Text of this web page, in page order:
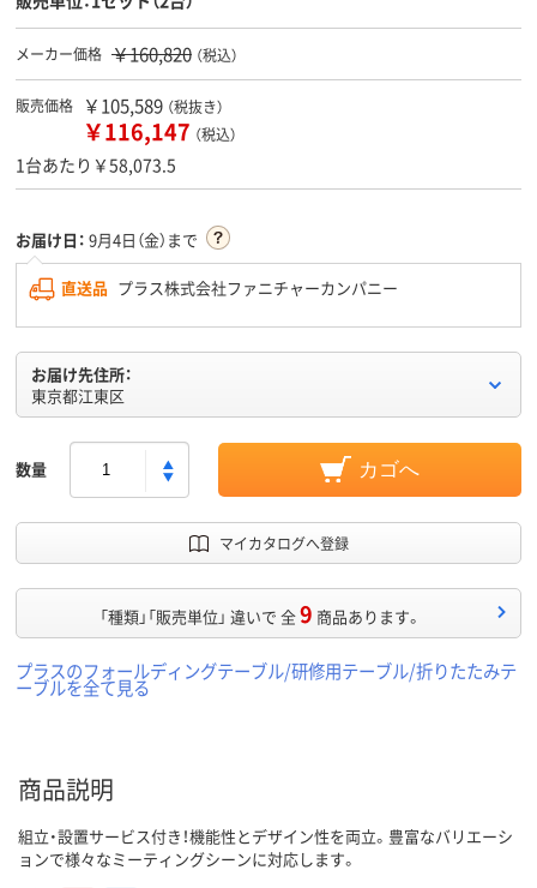
メーカー価格 ￥160,820 （税込）
販売価格 ￥105,589 （税抜き）
￥116,147 （税込）
1台あたり￥58,073.5
お届け日： 9月4日（金）まで
直送品 プラス株式会社ファニチャーカンパニー
お届け先住所：
東京都江東区
数量 カゴへ
マイカタログへ登録
「種類」「販売単位」 違いで 全9 商品あります。
プラスのフォールディングテーブル/研修用テーブル/折りたたみテ
ーブルを全て見る
商品説明
組立・設置サービス付き！機能性とデザイン性を両立。豊富なバリエーシ
ョンで様々なミーティングシーンに対応します。